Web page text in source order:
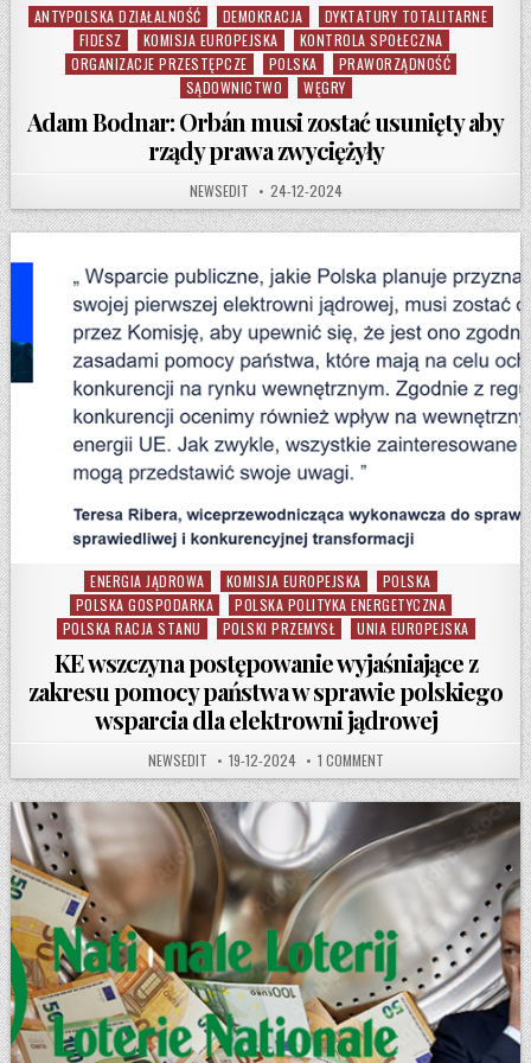
Posted in
ANTYPOLSKA DZIAŁALNOŚĆ DEMOKRACJA
DYKTATURY TOTALITARNE
FIDESZ
KOMISJA EUROPEJSKA
KONTROLA SPOŁECZNA
ORGANIZACJE PRZESTĘPCZE
POLSKA
PRAWORZĄDNOŚĆ
SĄDOWNICTWO
WĘGRY
Adam Bodnar: Orbán musi zostać usunięty aby
rządy prawa zwyciężyły
AUTHOR:
NEWSEDIT PUBLISHED DATE:
24-12-2024
Posted in
ENERGIA JĄDROWA KOMISJA EUROPEJSKA
POLSKA
POLSKA GOSPODARKA
POLSKA POLITYKA ENERGETYCZNA
POLSKA RACJA STANU
POLSKI PRZEMYSŁ UNIA EUROPEJSKA
KE wszczyna postępowanie wyjaśniające z
zakresu pomocy państwa w sprawie polskiego
wsparcia dla elektrowni jądrowej
AUTHOR:
NEWSEDIT PUBLISHED DATE:
19-12-2024 1 COMMENTON KE WSZCZYNA